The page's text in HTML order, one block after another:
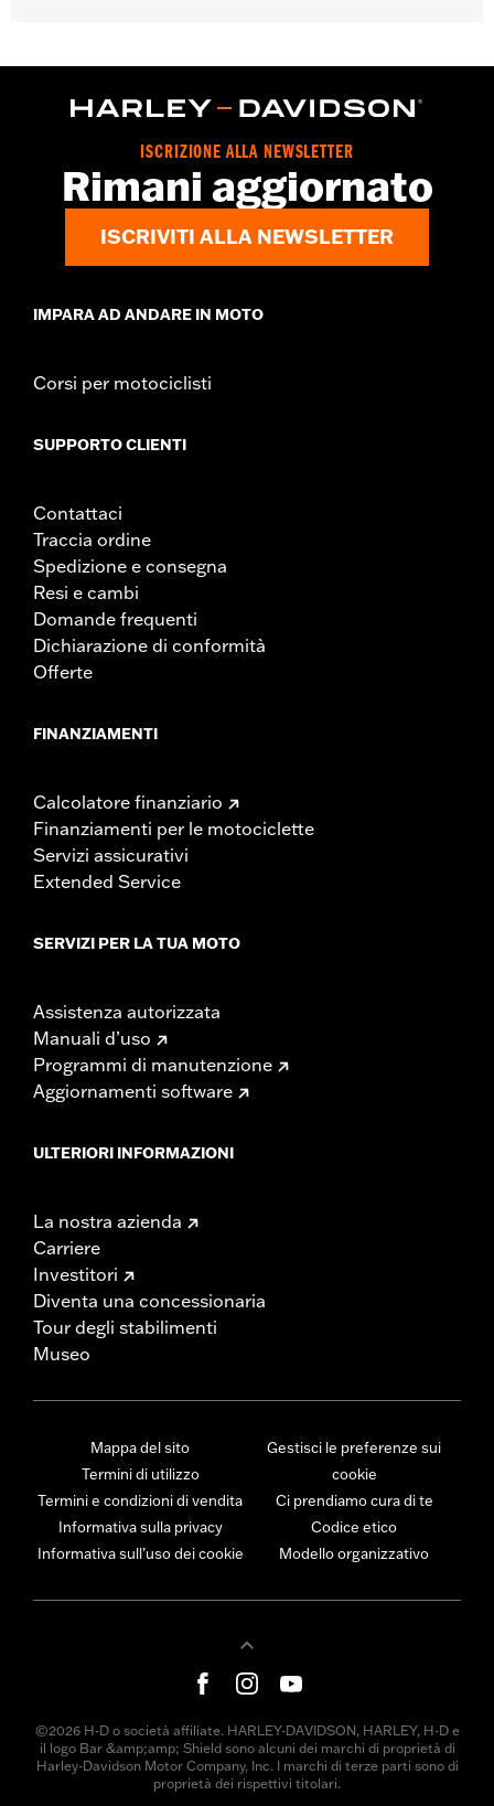
ISCRIZIONE ALLA NEWSLETTER
Rimani aggiornato
ISCRIVITI ALLA NEWSLETTER
IMPARA AD ANDARE IN MOTO
Corsi per motociclisti
SUPPORTO CLIENTI
Contattaci
Traccia ordine
Spedizione e consegna
Resi e cambi
Domande frequenti
Dichiarazione di conformità
Offerte
FINANZIAMENTI
Calcolatore finanziario
Finanziamenti per le motociclette
Servizi assicurativi
Extended Service
SERVIZI PER LA TUA MOTO
Assistenza autorizzata
Manuali d’uso
Programmi di manutenzione
Aggiornamenti software
ULTERIORI INFORMAZIONI
La nostra azienda
Carriere
Investitori
Diventa una concessionaria
Tour degli stabilimenti
Museo
Mappa del sito
Termini di utilizzo
Termini e condizioni di vendita
Informativa sulla privacy
Informativa sull’uso dei cookie
Gestisci le preferenze sui
cookie
Ci prendiamo cura di te
Codice etico
Modello organizzativo
©2026 H-D o società affiliate. HARLEY-DAVIDSON, HARLEY, H-D e
il logo Bar &amp;amp; Shield sono alcuni dei marchi di proprietà di
Harley-Davidson Motor Company, Inc. I marchi di terze parti sono di
proprietà dei rispettivi titolari.